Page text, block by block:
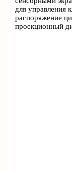
для управления
распоряжение
проекционный